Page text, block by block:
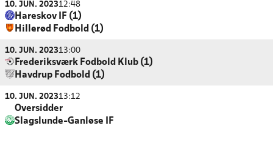
10. JUN. 202312:48
Hareskov IF (1)
Hillerød Fodbold (1)
10. JUN. 202313:00
Frederiksværk Fodbold Klub (1)
Havdrup Fodbold (1)
10. JUN. 202313:12
Oversidder
Slagslunde-Ganløse IF